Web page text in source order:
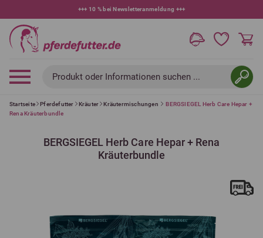
+++ 10 % bei Newsletteranmeldung +++
Produkt oder Informationen suchen ...
Startseite Pferdefutter Kräuter Kräutermischungen
BERGSIEGEL Herb Care Hepar +
Rena Kräuterbundle
BERGSIEGEL Herb Care Hepar + Rena
Kräuterbundle